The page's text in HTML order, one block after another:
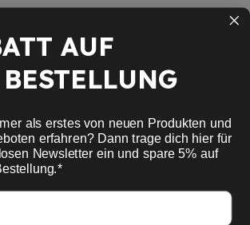
AUF
als erstes von neuen Produkten und
erfahren? Dann trage dich hier für
Newsletter ein und spare 5% auf